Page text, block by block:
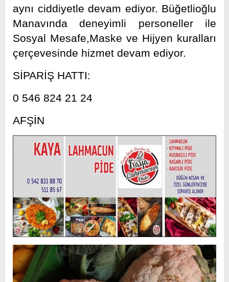
aynı ciddiyetle devam ediyor. Büğetlioğlu
Manavında deneyimli personeller ile
Sosyal Mesafe,Maske ve Hijyen kuralları
çerçevesinde hizmet devam ediyor.
SİPARİŞ HATTI:
0 546 824 21 24
AFŞİN